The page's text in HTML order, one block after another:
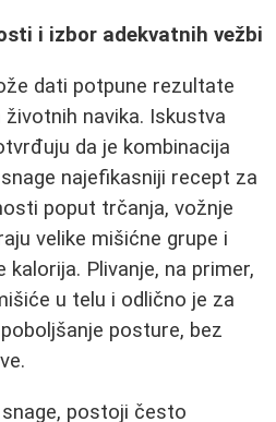
i izbor adekvatnih vežbi
dati potpune rezultate
navika. Iskustva
da je kombinacija
najefikasniji recept za
poput trčanja, vožnje
velike mišićne grupe i
kalorija. Plivanje, na primer,
u telu i odlično je za
posture, bez
postoji često